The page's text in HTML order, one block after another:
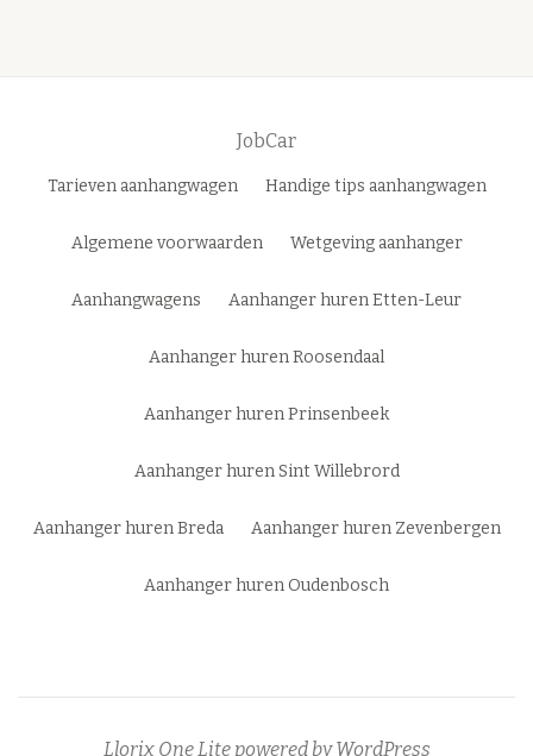
JobCar
Secondair
Menu
Tarieven aanhangwagen Handige tips aanhangwagen
Algemene voorwaarden Wetgeving aanhanger
Aanhangwagens Aanhanger huren Etten-Leur
Aanhanger huren Roosendaal
Aanhanger huren Prinsenbeek
Aanhanger huren Sint Willebrord
Aanhanger huren Breda Aanhanger huren Zevenbergen
Aanhanger huren Oudenbosch
Llorix One Lite powered byWordPress